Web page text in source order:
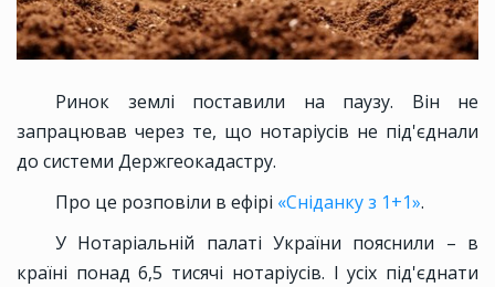
Ринок землі поставили на паузу. Він не
запрацював через те, що нотаріусів не під'єднали
до системи Держгеокадастру.
Про це розповіли в ефірі «Сніданку з 1+1».
У Нотаріальній палаті України пояснили – в
країні понад 6,5 тисячі нотаріусів. І усіх під'єднати